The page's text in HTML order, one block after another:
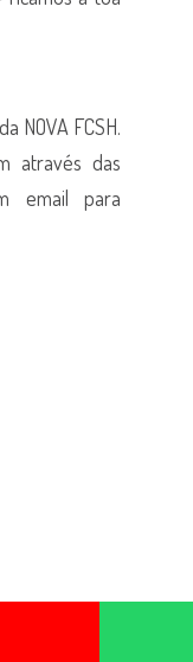
NOVA FCSH.
através das
email para